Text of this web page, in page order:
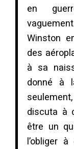
en
Winston
des
à sa
donné à
discuta à
être un
l’obliger